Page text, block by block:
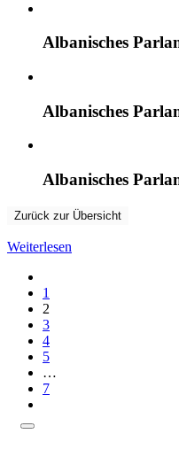
Albanisches
Albanisches
Albanisches
Zurück zur Übersicht
Weiterlesen
1
2
3
4
5
…
7